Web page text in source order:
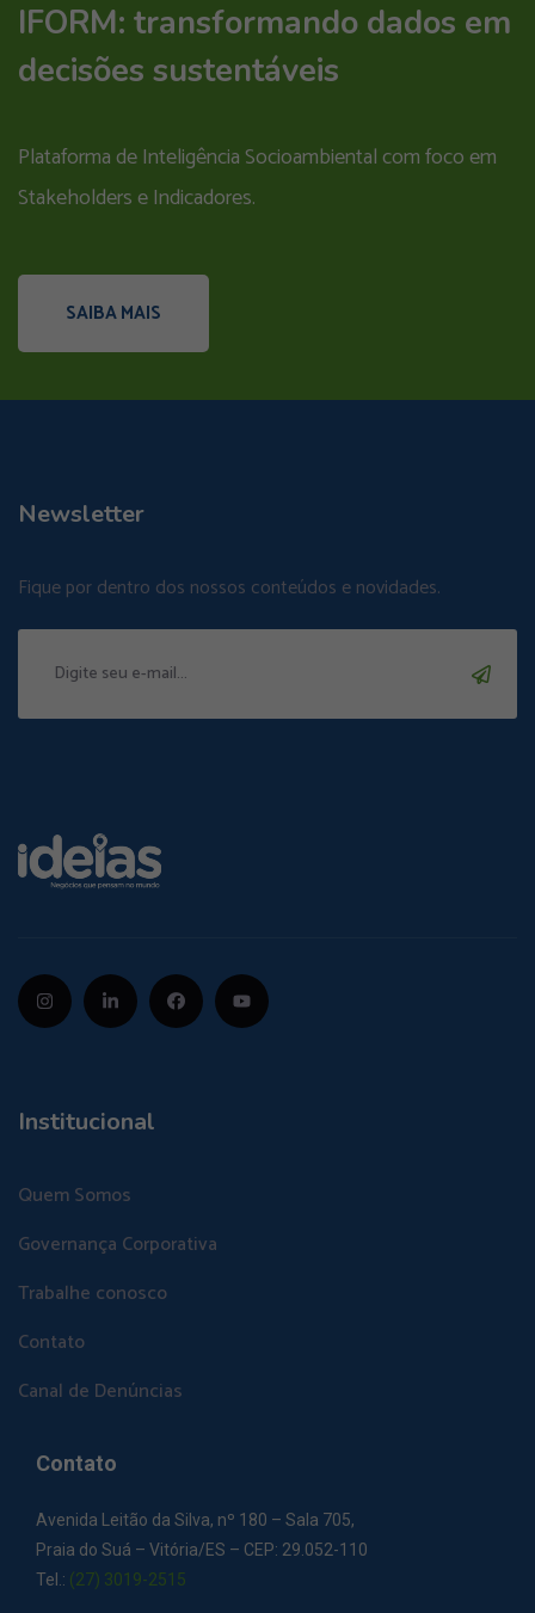
IFORM: transformando dados em
decisões sustentáveis
Plataforma de Inteligência Socioambiental com foco em
Stakeholders e Indicadores.
SAIBA MAIS
Newsletter
Fique por dentro dos nossos conteúdos e novidades.
Institucional
Quem Somos
Governança Corporativa
Trabalhe conosco
Contato
Canal de Denúncias
Contato
Avenida Leitão da Silva, nº 180 – Sala 705,
Praia do Suá – Vitória/ES – CEP: 29.052-110
Tel.: (27) 3019-2515